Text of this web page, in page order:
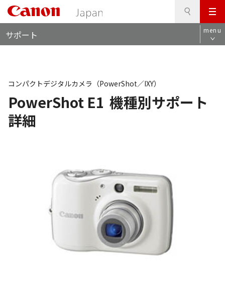
メ
ニ
ュ
サポート menu
PowerShot E1 機種別サポート
詳細
コンパクトデジタルカメラ（PowerShot／IXY）